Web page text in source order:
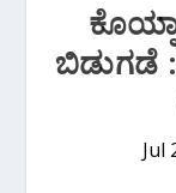
ಬಿಡುಗಡೆ :
Jul